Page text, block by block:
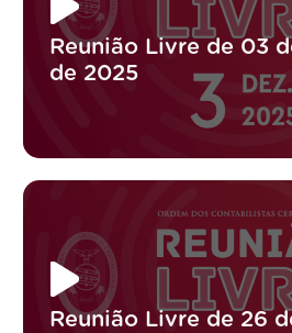
Reunião Livre de 03
de 2025
Reunião Livre de 26